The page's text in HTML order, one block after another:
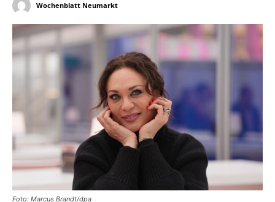
Wochenblatt Neumarkt
Foto: Marcus Brandt/dpa